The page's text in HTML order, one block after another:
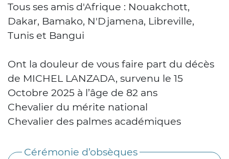
Tous ses amis d'Afrique : Nouakchott,
Dakar, Bamako, N'Djamena, Libreville,
Tunis et Bangui
Ont la douleur de vous faire part du décès
de MICHEL LANZADA, survenu le 15
Octobre 2025 à l’âge de 82 ans
Chevalier du mérite national
Chevalier des palmes académiques
Cérémonie d’obsèques